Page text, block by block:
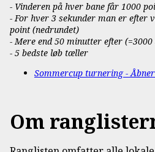
- Vinderen på hver bane får 1000
- For hver 3 sekunder man er efter
point (nedrundet)
- Mere end 50 minutter efter
- 5 bedste løb tæller
Sommercup turnering -
Om